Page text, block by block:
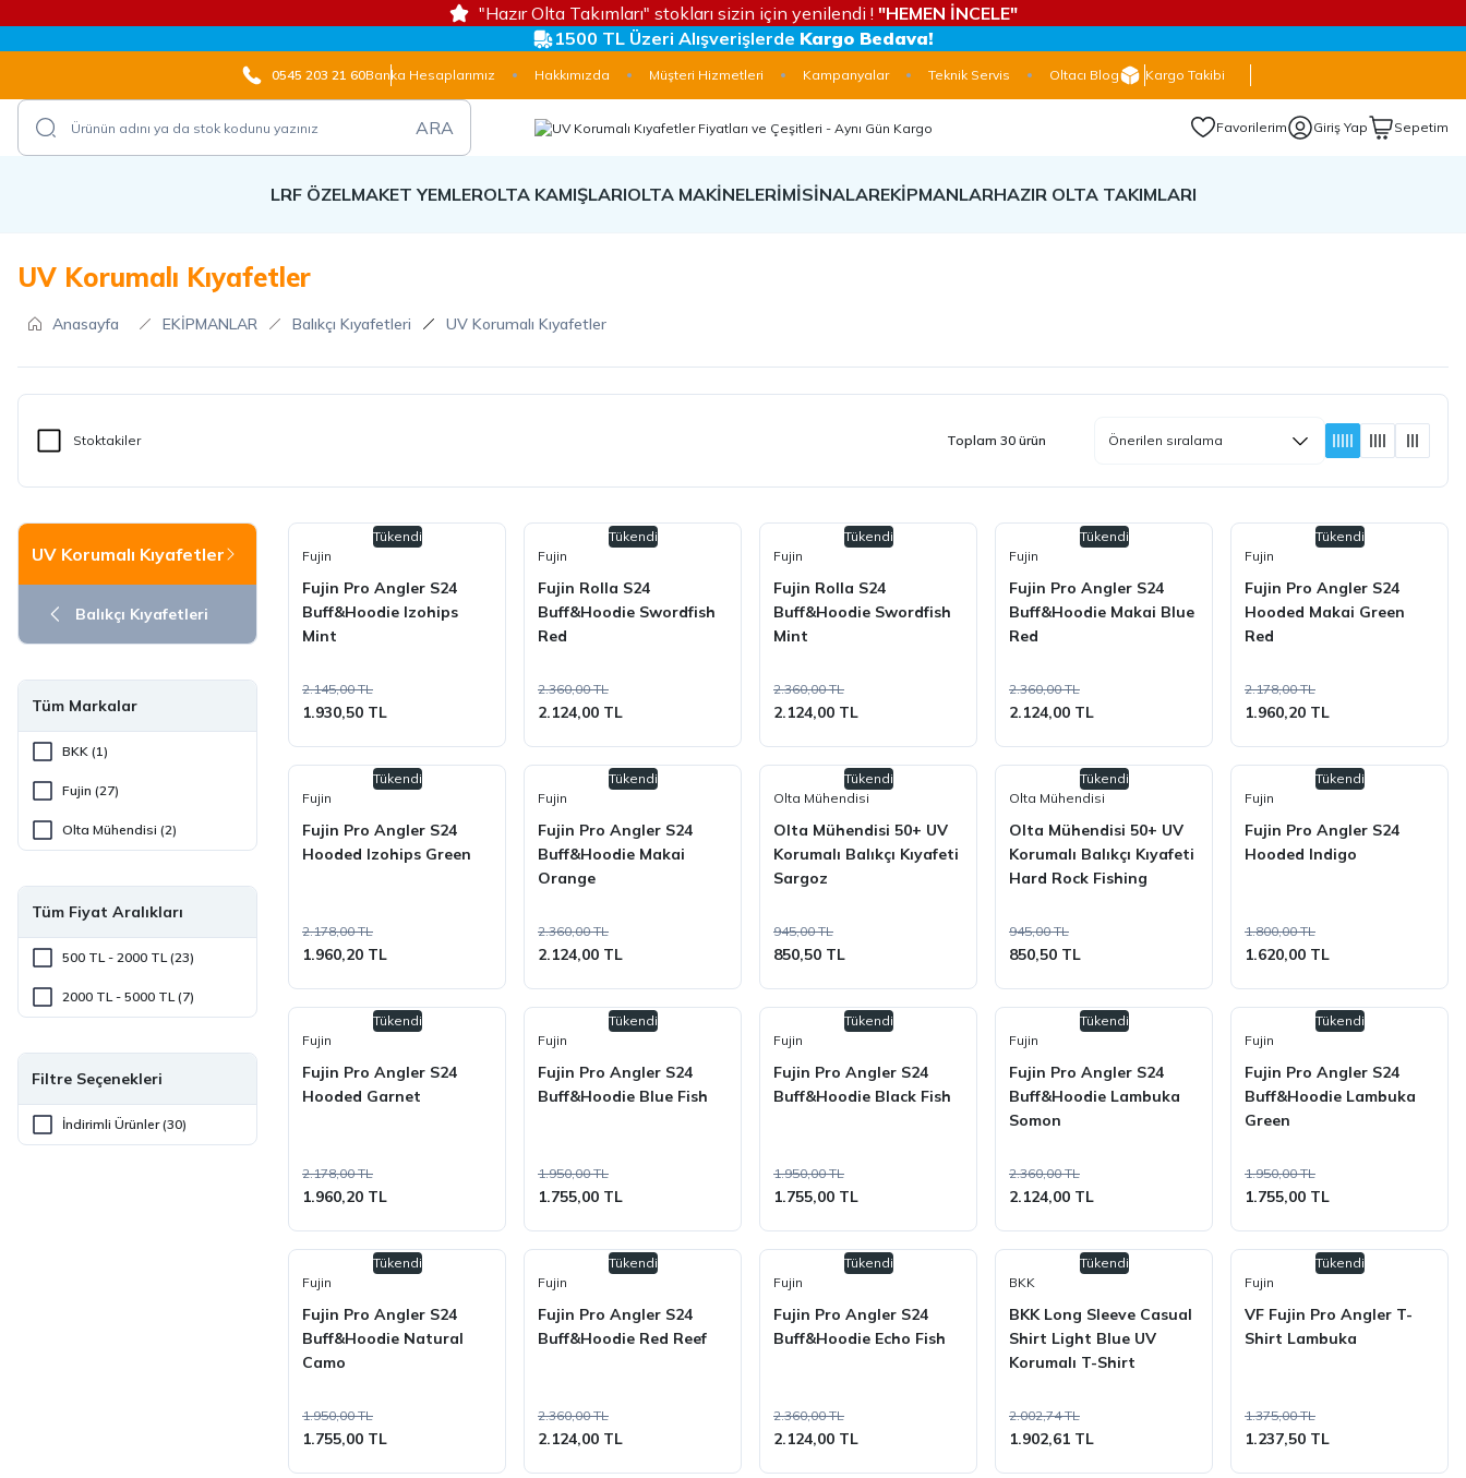
"Hazır Olta Takımları" stokları sizin için yenilendi ! "HEMEN İNCELE"
1500 TL Üzeri Alışverişlerde Kargo Bedava!
0545 203 21 60Banka Hesaplarımız Hakkımızda Müşteri Hizmetleri Kampanyalar Teknik Servis Oltacı Blog Kargo Takibi
ARA Favorilerim Giriş Yap Sepetim
LRF ÖZELMAKET YEMLEROLTA KAMIŞLARIOLTA MAKİNELERİMİSİNALAREKİPMANLARHAZIR OLTA TAKIMLARI
UV Korumalı Kıyafetler
Anasayfa EKİPMANLAR Balıkçı Kıyafetleri UV Korumalı Kıyafetler
Stoktakiler Toplam 30 ürün
UV Korumalı Kıyafetler
Balıkçı Kıyafetleri
Tüm Markalar
BKK (1)
Fujin (27)
Olta Mühendisi (2)
Tüm Fiyat Aralıkları
500 TL - 2000 TL (23)
2000 TL - 5000 TL (7)
Filtre Seçenekleri
İndirimli Ürünler (30)
Tükendi
Fujin
Fujin Pro Angler S24
Buff&Hoodie Izohips
Mint
2.145,00 TL
1.930,50 TL
Tükendi
Fujin
Fujin Rolla S24
Buff&Hoodie Swordfish
Red
2.360,00 TL
2.124,00 TL
Tükendi
Fujin
Fujin Rolla S24
Buff&Hoodie Swordfish
Mint
2.360,00 TL
2.124,00 TL
Tükendi
Fujin
Fujin Pro Angler S24
Buff&Hoodie Makai Blue
Red
2.360,00 TL
2.124,00 TL
Tükendi
Fujin
Fujin Pro Angler S24
Hooded Makai Green
Red
2.178,00 TL
1.960,20 TL
Tükendi
Fujin
Fujin Pro Angler S24
Hooded Izohips Green
2.178,00 TL
1.960,20 TL
Tükendi
Fujin
Fujin Pro Angler S24
Buff&Hoodie Makai
Orange
2.360,00 TL
2.124,00 TL
Tükendi
Olta Mühendisi
Olta Mühendisi 50+ UV
Korumalı Balıkçı Kıyafeti
Sargoz
945,00 TL
850,50 TL
Tükendi
Olta Mühendisi
Olta Mühendisi 50+ UV
Korumalı Balıkçı Kıyafeti
Hard Rock Fishing
945,00 TL
850,50 TL
Tükendi
Fujin
Fujin Pro Angler S24
Hooded Indigo
1.800,00 TL
1.620,00 TL
Tükendi
Fujin
Fujin Pro Angler S24
Hooded Garnet
2.178,00 TL
1.960,20 TL
Tükendi
Fujin
Fujin Pro Angler S24
Buff&Hoodie Blue Fish
1.950,00 TL
1.755,00 TL
Tükendi
Fujin
Fujin Pro Angler S24
Buff&Hoodie Black Fish
1.950,00 TL
1.755,00 TL
Tükendi
Fujin
Fujin Pro Angler S24
Buff&Hoodie Lambuka
Somon
2.360,00 TL
2.124,00 TL
Tükendi
Fujin
Fujin Pro Angler S24
Buff&Hoodie Lambuka
Green
1.950,00 TL
1.755,00 TL
Tükendi
Fujin
Fujin Pro Angler S24
Buff&Hoodie Natural
Camo
1.950,00 TL
1.755,00 TL
Tükendi
Fujin
Fujin Pro Angler S24
Buff&Hoodie Red Reef
2.360,00 TL
2.124,00 TL
Tükendi
Fujin
Fujin Pro Angler S24
Buff&Hoodie Echo Fish
2.360,00 TL
2.124,00 TL
Tükendi
BKK
BKK Long Sleeve Casual
Shirt Light Blue UV
Korumalı T-Shirt
2.002,74 TL
1.902,61 TL
Tükendi
Fujin
VF Fujin Pro Angler T-
Shirt Lambuka
1.375,00 TL
1.237,50 TL